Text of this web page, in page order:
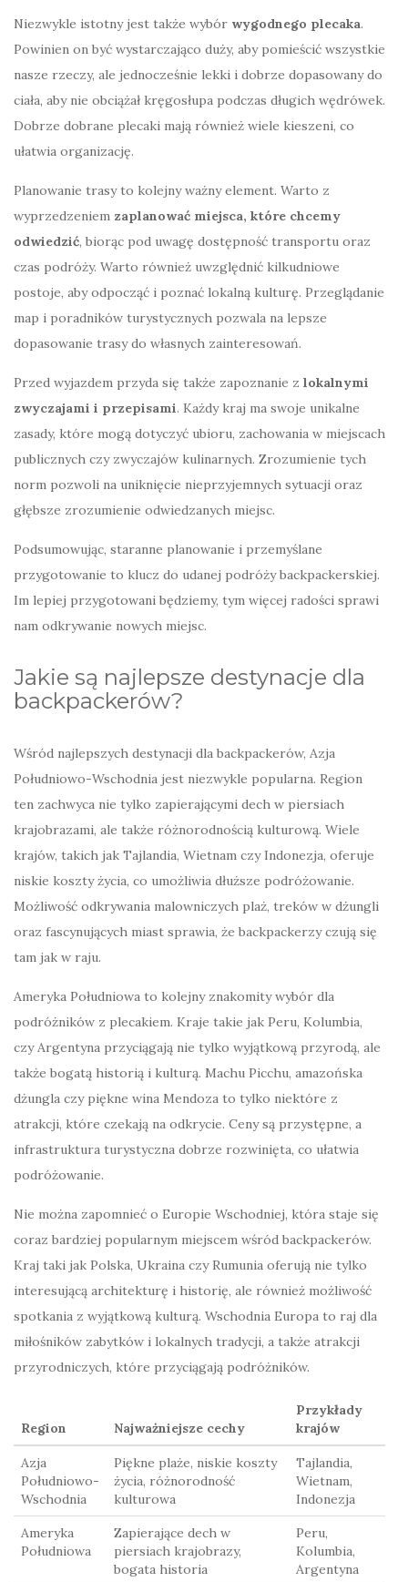
Niezwykle istotny jest także wybór wygodnego plecaka.
Powinien on być wystarczająco duży, aby pomieścić wszystkie
nasze rzeczy, ale jednocześnie lekki i dobrze dopasowany do
ciała, aby nie obciążał kręgosłupa podczas długich wędrówek.
Dobrze dobrane plecaki mają również wiele kieszeni, co
ułatwia organizację.
Planowanie trasy to kolejny ważny element. Warto z
wyprzedzeniem zaplanować miejsca, które chcemy
odwiedzić, biorąc pod uwagę dostępność transportu oraz
czas podróży. Warto również uwzględnić kilkudniowe
postoje, aby odpocząć i poznać lokalną kulturę. Przeglądanie
map i poradników turystycznych pozwala na lepsze
dopasowanie trasy do własnych zainteresowań.
Przed wyjazdem przyda się także zapoznanie z lokalnymi
zwyczajami i przepisami. Każdy kraj ma swoje unikalne
zasady, które mogą dotyczyć ubioru, zachowania w miejscach
publicznych czy zwyczajów kulinarnych. Zrozumienie tych
norm pozwoli na uniknięcie nieprzyjemnych sytuacji oraz
głębsze zrozumienie odwiedzanych miejsc.
Podsumowując, staranne planowanie i przemyślane
przygotowanie to klucz do udanej podróży backpackerskiej.
Im lepiej przygotowani będziemy, tym więcej radości sprawi
nam odkrywanie nowych miejsc.
Jakie są najlepsze destynacje dla
backpackerów?
Wśród najlepszych destynacji dla backpackerów, Azja
Południowo-Wschodnia jest niezwykle popularna. Region
ten zachwyca nie tylko zapierającymi dech w piersiach
krajobrazami, ale także różnorodnością kulturową. Wiele
krajów, takich jak Tajlandia, Wietnam czy Indonezja, oferuje
niskie koszty życia, co umożliwia dłuższe podróżowanie.
Możliwość odkrywania malowniczych plaż, treków w dżungli
oraz fascynujących miast sprawia, że backpackerzy czują się
tam jak w raju.
Ameryka Południowa to kolejny znakomity wybór dla
podróżników z plecakiem. Kraje takie jak Peru, Kolumbia,
czy Argentyna przyciągają nie tylko wyjątkową przyrodą, ale
także bogatą historią i kulturą. Machu Picchu, amazońska
dżungla czy piękne wina Mendoza to tylko niektóre z
atrakcji, które czekają na odkrycie. Ceny są przystępne, a
infrastruktura turystyczna dobrze rozwinięta, co ułatwia
podróżowanie.
Nie można zapomnieć o Europie Wschodniej, która staje się
coraz bardziej popularnym miejscem wśród backpackerów.
Kraj taki jak Polska, Ukraina czy Rumunia oferują nie tylko
interesującą architekturę i historię, ale również możliwość
spotkania z wyjątkową kulturą. Wschodnia Europa to raj dla
miłośników zabytków i lokalnych tradycji, a także atrakcji
przyrodniczych, które przyciągają podróżników.
Region Najważniejsze cechy
Przykłady
krajów
Azja
Południowo-
Wschodnia
Piękne plaże, niskie koszty
życia, różnorodność
kulturowa
Tajlandia,
Wietnam,
Indonezja
Ameryka
Południowa
Zapierające dech w
piersiach krajobrazy,
bogata historia
Peru,
Kolumbia,
Argentyna